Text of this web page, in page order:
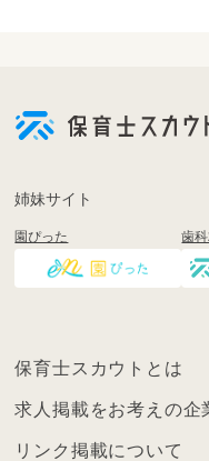
登
く
ン
姉妹サイト
園ぴった 歯
保育士スカウトとは
求人掲載をお考えの企
リンク掲載について